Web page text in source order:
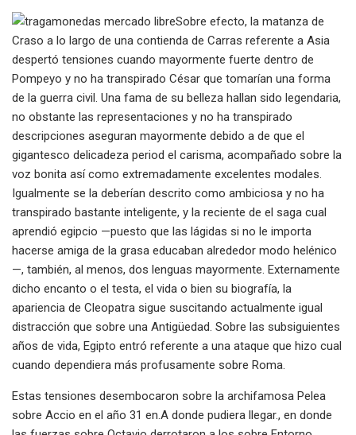
Sobre efecto, la matanza de
Craso a lo largo de una contienda de Carras referente a Asia
despertó tensiones cuando mayormente fuerte dentro de
Pompeyo y no ha transpirado César que tomarían una forma
de la guerra civil. Una fama de su belleza hallan sido legendaria,
no obstante las representaciones y no ha transpirado
descripciones aseguran mayormente debido a de que el
gigantesco delicadeza period el carisma, acompañado sobre la
voz bonita así­ como extremadamente excelentes modales.
Igualmente se la deberían descrito como ambiciosa y no ha
transpirado bastante inteligente, y la reciente de el saga cual
aprendió egipcio —puesto que las lágidas si no le importa
hacerse amiga de la grasa educaban alrededor modo helénico
—, también, al menos, dos lenguas mayormente. Externamente
dicho encanto o el testa, el vida o bien su biografía, la
apariencia de Cleopatra sigue suscitando actualmente igual
distracción que sobre una Antigüedad. Sobre las subsiguientes
años de vida, Egipto entró referente a una ataque que hizo cual
cuando dependiera más profusamente sobre Roma.
Estas tensiones desembocaron sobre la archifamosa Pelea
sobre Accio en el año 31 en.A donde pudiera llegar., en donde